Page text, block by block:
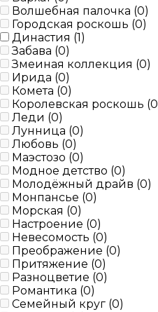
Волшебная палочка (0)
Городская роскошь (0)
Династия (1)
Забава (0)
Змеиная коллекция (0)
Ирида (0)
Комета (0)
Королевская роскошь (0
Леди (0)
Лунница (0)
Любовь (0)
Маэстозо (0)
Модное детство (0)
Молодёжный драйв (0)
Монпансье (0)
Морская (0)
Настроение (0)
Невесомость (0)
Преображение (0)
Притяжение (0)
Разноцветие (0)
Романтика (0)
Семейный круг (0)